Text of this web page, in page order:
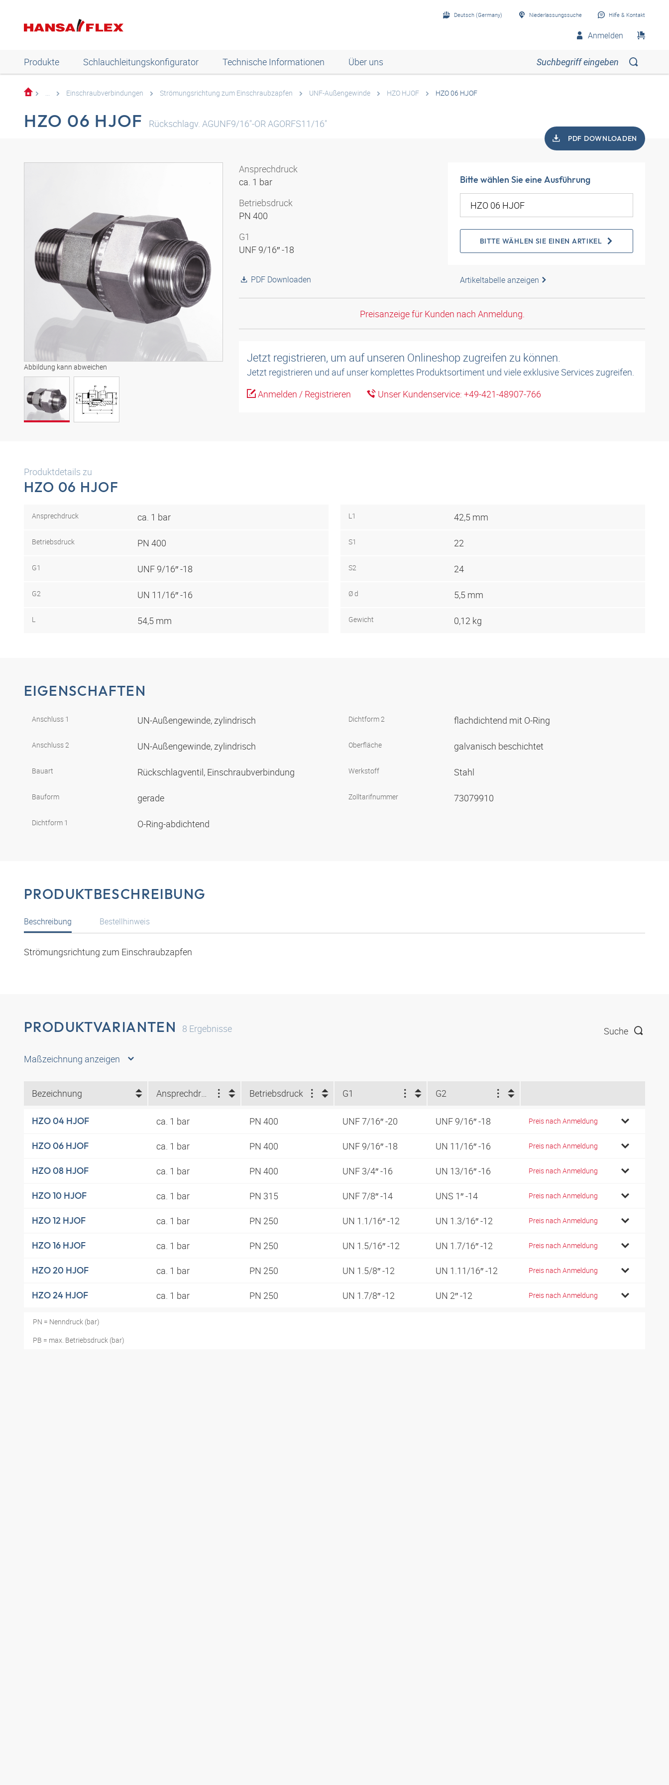
Deutsch (Germany) Niederlassungssuche Hilfe & Kontakt
Anmelden
Produkte Schlauchleitungskonfigurator Technische Informationen Über uns
... Einschraubverbindungen Strömungsrichtung zum Einschraubzapfen UNF-Außengewinde HZO HJOF HZO 06 HJOF
HZO 06 HJOF Rückschlagv. AGUNF9/16"-OR AGORFS11/16"
PDF DOWNLOADEN
Abbildung kann abweichen
Ansprechdruck
ca. 1 bar
Betriebsdruck
PN 400
G1
UNF 9/16″ -18
PDF Downloaden
Bitte wählen Sie eine Ausführung
BITTE WÄHLEN SIE EINEN ARTIKEL
Artikeltabelle anzeigen
Preisanzeige für Kunden nach Anmeldung.
Jetzt registrieren, um auf unseren Onlineshop zugreifen zu können.
Jetzt registrieren und auf unser komplettes Produktsortiment und viele exklusive Services zugreifen.
Anmelden / Registrieren
Unser Kundenservice: +49-421-48907-766
Produktdetails zu
HZO 06 HJOF
Ansprechdruck ca. 1 bar
Betriebsdruck PN 400
G1 UNF 9/16″ -18
G2 UN 11/16″ -16
L 54,5 mm
L1 42,5 mm
S1 22
S2 24
Ø d 5,5 mm
Gewicht 0,12 kg
EIGENSCHAFTEN
Anschluss 1 UN-Außengewinde, zylindrisch
Anschluss 2 UN-Außengewinde, zylindrisch
Bauart Rückschlagventil, Einschraubverbindung
Bauform gerade
Dichtform 1 O-Ring-abdichtend
Dichtform 2 flachdichtend mit O-Ring
Oberfläche galvanisch beschichtet
Werkstoff Stahl
Zolltarifnummer 73079910
PRODUKTBESCHREIBUNG
Beschreibung
Strömungsrichtung zum Einschraubzapfen
Bestellhinweis
PRODUKTVARIANTEN 8 Ergebnisse Suche
Maßzeichnung anzeigen
Bezeichnung Ansprechdruck Betriebsdruck G1 G2
HZO 04 HJOF ca. 1 bar PN 400 UNF 7/16″ -20 UNF 9/16″ -18 Preis nach Anmeldung
HZO 06 HJOF ca. 1 bar PN 400 UNF 9/16″ -18 UN 11/16″ -16 Preis nach Anmeldung
HZO 08 HJOF ca. 1 bar PN 400 UNF 3/4″ -16 UN 13/16″ -16 Preis nach Anmeldung
HZO 10 HJOF ca. 1 bar PN 315 UNF 7/8″ -14 UNS 1″ -14 Preis nach Anmeldung
HZO 12 HJOF ca. 1 bar PN 250 UN 1.1/16″ -12 UN 1.3/16″ -12 Preis nach Anmeldung
HZO 16 HJOF ca. 1 bar PN 250 UN 1.5/16″ -12 UN 1.7/16″ -12 Preis nach Anmeldung
HZO 20 HJOF ca. 1 bar PN 250 UN 1.5/8″ -12 UN 1.11/16″ -12 Preis nach Anmeldung
HZO 24 HJOF ca. 1 bar PN 250 UN 1.7/8″ -12 UN 2″ -12 Preis nach Anmeldung
PN = Nenndruck (bar)
PB = max. Betriebsdruck (bar)